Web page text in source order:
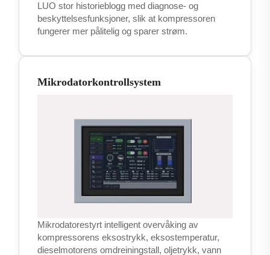
LUO stor historieblogg med diagnose- og
beskyttelsesfunksjoner, slik at kompressoren
fungerer mer pålitelig og sparer strøm.
Mikrodatorkontrollsystem
Mikrodatorestyrt intelligent overvåking av
kompressorens eksostrykk, eksostemperatur,
dieselmotorens omdreiningstall, oljetrykk, vann